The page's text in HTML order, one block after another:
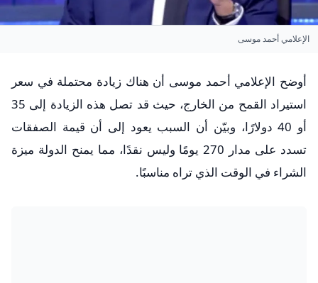
الإعلامي أحمد موسى
أوضح الإعلامي أحمد موسى أن هناك زيادة محتملة في سعر
استيراد القمح من الخارج، حيث قد تصل هذه الزيادة إلى 35
أو 40 دولارًا، وبيّن أن السبب يعود إلى أن قيمة الصفقات
تسدد على مدار 270 يومًا وليس نقدًا، مما يمنح الدولة ميزة
الشراء في الوقت الذي تراه مناسبًا.